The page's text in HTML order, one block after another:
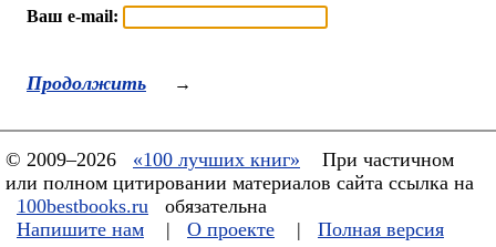
Ваш e-mail:
Продолжить →
© 2009–2026 «100 лучших книг»
При частичном
или полном цитировании материалов сайта ссылка на
100bestbooks.ru
обязательна
Напишите нам
| О проекте | Полная версия